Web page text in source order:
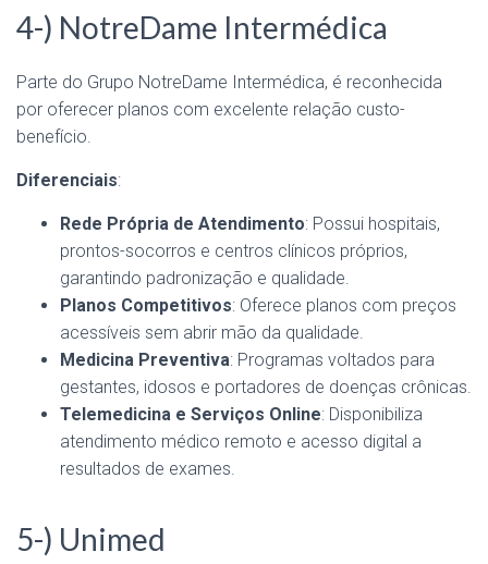
4-) NotreDame Intermédica
Parte do Grupo NotreDame Intermédica, é reconhecida
por oferecer planos com excelente relação custo-
benefício.
Diferenciais:
Rede Própria de Atendimento: Possui hospitais,
prontos-socorros e centros clínicos próprios,
garantindo padronização e qualidade.
Planos Competitivos: Oferece planos com preços
acessíveis sem abrir mão da qualidade.
Medicina Preventiva: Programas voltados para
gestantes, idosos e portadores de doenças crônicas.
Telemedicina e Serviços Online: Disponibiliza
atendimento médico remoto e acesso digital a
resultados de exames.
5-) Unimed